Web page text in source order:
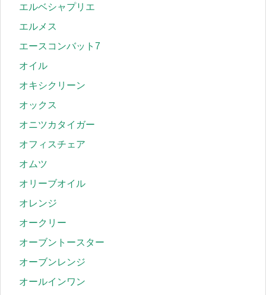
エルベシャプリエ
エルメス
エースコンバット7
オイル
オキシクリーン
オックス
オニツカタイガー
オフィスチェア
オムツ
オリーブオイル
オレンジ
オークリー
オーブントースター
オーブンレンジ
オールインワン